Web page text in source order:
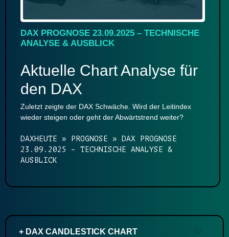
DAX PROGNOSE 23.09.2025 – TECHNISCHE
ANALYSE & AUSBLICK
Aktuelle Chart Analyse für
den DAX
Zuletzt zeigte der DAX Schwäche. Wird der Leitindex
wieder steigen oder geht der Abwärtstrend weiter?
DAXHEUTE » PROGNOSE »
DAX PROGNOSE
23.09.2025 – TECHNISCHE ANALYSE &
AUSBLICK
+ DAX CANDLESTICK CHART